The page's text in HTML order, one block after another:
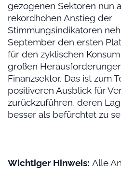
gezogenen Sektoren nun
rekordhohen Anstieg der
Stimmungsindikatoren
September den ersten
für den zyklischen
großen
Finanzsektor. Das ist zum
positiveren Ausblick für
zurückzuführen, deren
besser als befürchtet zu
Wichtiger Hinweis: Alle